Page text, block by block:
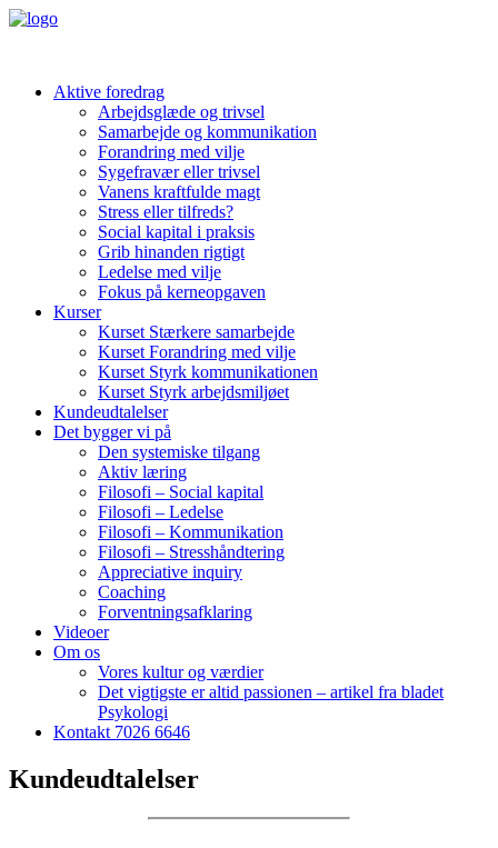
Aktive foredrag
Arbejdsglæde og trivsel
Samarbejde og kommunikation
Forandring med vilje
Sygefravær eller trivsel
Vanens kraftfulde magt
Stress eller tilfreds?
Social kapital i praksis
Grib hinanden rigtigt
Ledelse med vilje
Fokus på kerneopgaven
Kurser
Kurset Stærkere samarbejde
Kurset Forandring med vilje
Kurset Styrk kommunikationen
Kurset Styrk arbejdsmiljøet
Kundeudtalelser
Det bygger vi på
Den systemiske tilgang
Aktiv læring
Filosofi – Social kapital
Filosofi – Ledelse
Filosofi – Kommunikation
Filosofi – Stresshåndtering
Appreciative inquiry
Coaching
Forventningsafklaring
Videoer
Om os
Vores kultur og værdier
Det vigtigste er altid passionen – artikel fra bladet
Psykologi
Kontakt 7026 6646
Kundeudtalelser